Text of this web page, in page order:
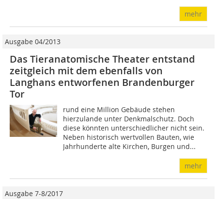
mehr
Ausgabe 04/2013
Das Tieranatomische Theater entstand
zeitgleich mit dem ebenfalls von
Langhans entworfenen Brandenburger
Tor
rund eine Million Gebäude stehen
hierzulande unter Denkmalschutz. Doch
diese könnten unterschiedlicher nicht sein.
Neben historisch wertvollen Bauten, wie
Jahrhunderte alte Kirchen, Burgen und...
mehr
Ausgabe 7-8/2017